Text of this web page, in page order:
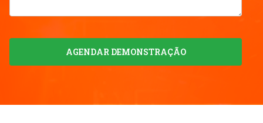
AGENDAR DEMONSTRAÇÃO